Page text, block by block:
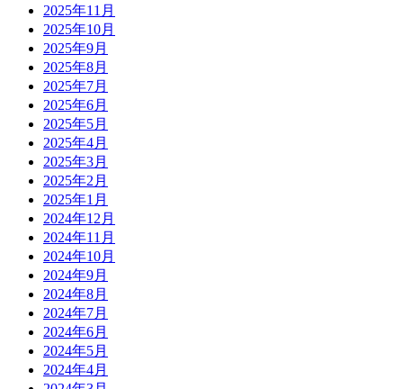
2025年11月
2025年10月
2025年9月
2025年8月
2025年7月
2025年6月
2025年5月
2025年4月
2025年3月
2025年2月
2025年1月
2024年12月
2024年11月
2024年10月
2024年9月
2024年8月
2024年7月
2024年6月
2024年5月
2024年4月